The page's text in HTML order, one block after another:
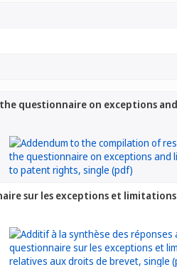
questionnaire on exceptions
sur les exceptions et